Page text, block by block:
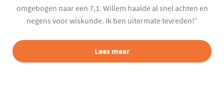
omgebogen naar een 7,1. Willem haalde al snel achten en
negens voor wiskunde. Ik ben uitermate tevreden!”
Lees meer